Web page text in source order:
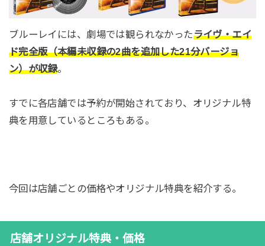
ブルーレイには、劇場では観られなかったライヴ・エイ
ド完全版（本編未収録の2曲を追加した21分バージョ
ン）が収録。
すでに各店舗では予約が開始されており、オリジナル特
典を用意しているところもある。
今回は店舗ごとの価格やオリジナル特典を紹介する。
店舗オリジナル特典・価格